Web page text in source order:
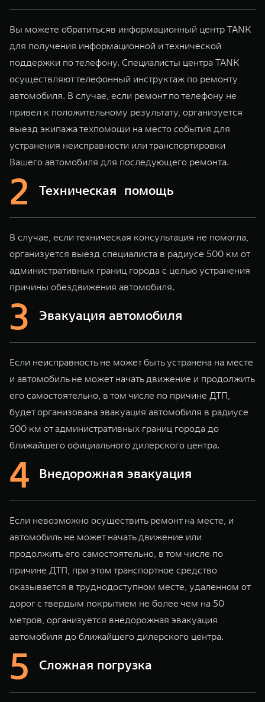
TANK 500
Веди за собой
от 6 499 000 ₽
TANK 700
от 10 199 000 ₽
WEY 07
от 6 149 000 ₽
WEY 05
Эстетика нового времени
WEY 80
Масштаб возможностей
WEY 80 Лаундж
Масштаб возможностей
Корпоративным клиентам
TANK ФИНАНСЫ
TANK Кредит
TANK Страхование
Специальные предложения
Моторные масла
ЦИФРОВЫЕ СЕРВИСЫ TANK
Подписки
Вы можете обратитьсяв информационный центр TANK
для получения информационной и технической
поддержки по телефону. Специалисты центра TANK
осуществляют телефонный инструктаж по ремонту
автомобиля. В случае, если ремонт по телефону не
привел к положительному результату, организуется
выезд экипажа техпомощи на место события для
устранения неисправности или транспортировки
Вашего автомобиля для последующего ремонта.
Техническая помощь
В случае, если техническая консультация не помогла,
организуется выезд специалиста в радиусе 500 км от
административных границ города с целью устранения
причины обездвижения автомобиля.
Эвакуация автомобиля
Если неисправность не может быть устранена на месте
и автомобиль не может начать движение и продолжить
его самостоятельно, в том числе по причине ДТП,
будет организована эвакуация автомобиля в радиусе
500 км от административных границ города до
ближайшего официального дилерского центра.
Внедорожная эвакуация
Если невозможно осуществить ремонт на месте, и
автомобиль не может начать движение или
продолжить его самостоятельно, в том числе по
причине ДТП, при этом транспортное средство
оказывается в труднодоступном месте, удаленном от
дорог с твердым покрытием не более чем на 50
метров, организуется внедорожная эвакуация
автомобиля до ближайшего дилерского центра.
Сложная погрузка